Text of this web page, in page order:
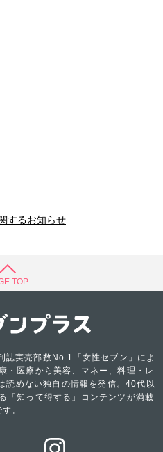
するお知らせ
TOP
誌実売部数No.1「女性セブン」によ
・医療から美容、マネー、料理・レ
読めない独自の情報を発信。40代以
「知って得する」コンテンツが満載
。